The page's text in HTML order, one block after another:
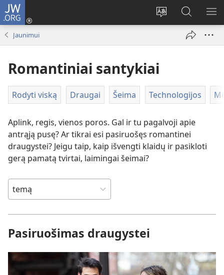
JW.ORG
Pakeisti
svetainės
Prisijungti
(atsiveria Paieška
svetainėje
JW.ORG
Jaunimui
Romantiniai santykiai
Rodyti viską Draugai Šeima Technologijos
Aplink, regis, vienos poros. Gal ir tu pagalvoji apie
antrąją pusę? Ar tikrai esi pasiruošęs romantinei
draugystei? Jeigu taip, kaip išvengti klaidų ir pasikloti
gerą pamatą tvirtai, laimingai šeimai?
Pasiruošimas draugystei